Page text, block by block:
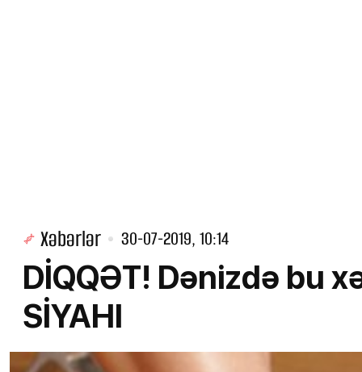
Xəbərlər 30-07-2019, 10:14
DİQQƏT! Dənizdə bu
SİYAHI